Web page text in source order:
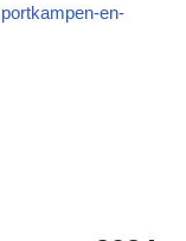
en-